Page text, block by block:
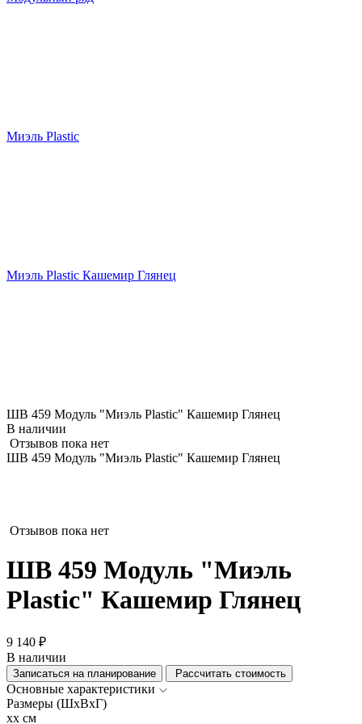
Миэль Plastic
Миэль Plastic Кашемир Глянец
ШВ 459 Модуль "Миэль Plastic" Кашемир Глянец
В наличии
Отзывов пока нет
ШВ 459 Модуль "Миэль Plastic" Кашемир Глянец
Отзывов пока нет
ШВ 459 Модуль "Миэль
Plastic" Кашемир Глянец
9 140 ₽
В наличии
Записаться на планирование Рассчитать стоимость
Основные характеристики
Размеры (ШхВхГ)
xx см